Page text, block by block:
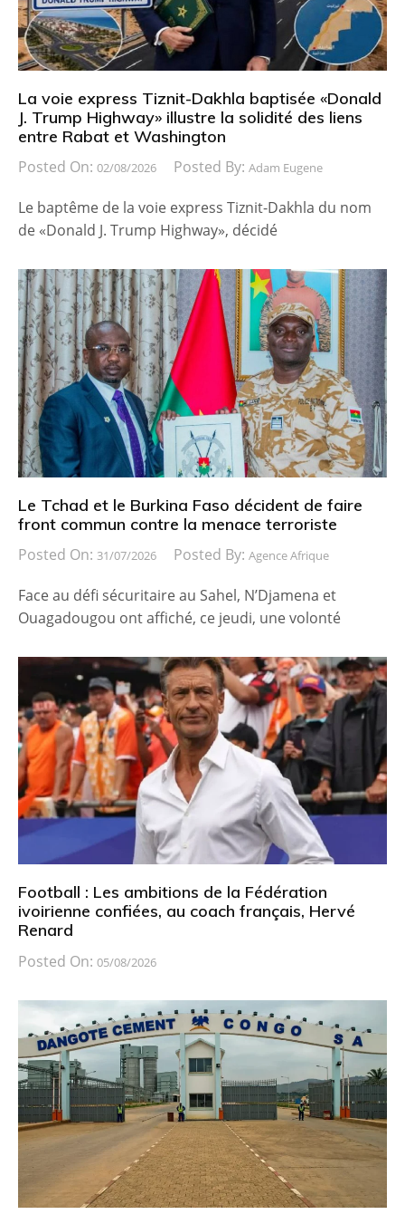
La voie express Tiznit-Dakhla baptisée «Donald
J. Trump Highway» illustre la solidité des liens
entre Rabat et Washington
Posted On: 02/08/2026 Posted By: Adam Eugene
Le baptême de la voie express Tiznit-Dakhla du nom
de «Donald J. Trump Highway», décidé
Le Tchad et le Burkina Faso décident de faire
front commun contre la menace terroriste
Posted On: 31/07/2026 Posted By: Agence Afrique
Face au défi sécuritaire au Sahel, N’Djamena et
Ouagadougou ont affiché, ce jeudi, une volonté
Football : Les ambitions de la Fédération
ivoirienne confiées, au coach français, Hervé
Renard
Posted On: 05/08/2026